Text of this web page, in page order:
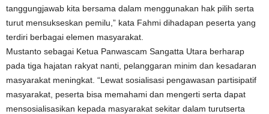
tanggungjawab kita bersama dalam menggunakan hak pilih serta
turut mensukseskan pemilu,” kata Fahmi dihadapan peserta yang
terdiri berbagai elemen masyarakat.
Mustanto sebagai Ketua Panwascam Sangatta Utara berharap
pada tiga hajatan rakyat nanti, pelanggaran minim dan kesadaran
masyarakat meningkat. “Lewat sosialisasi pengawasan partisipatif
masyarakat, peserta bisa memahami dan mengerti serta dapat
mensosialisasikan kepada masyarakat sekitar dalam turutserta